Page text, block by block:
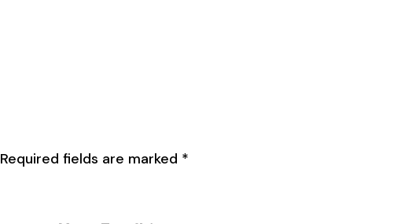
Required fields are marked *